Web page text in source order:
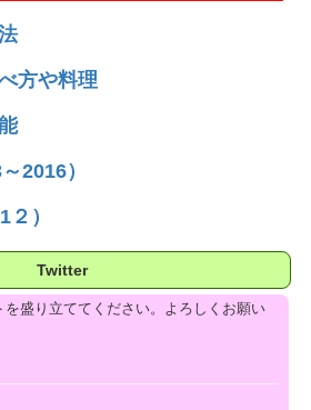
方や料理
2016）
）
Twitter
を盛り立ててください。よろしくお願い